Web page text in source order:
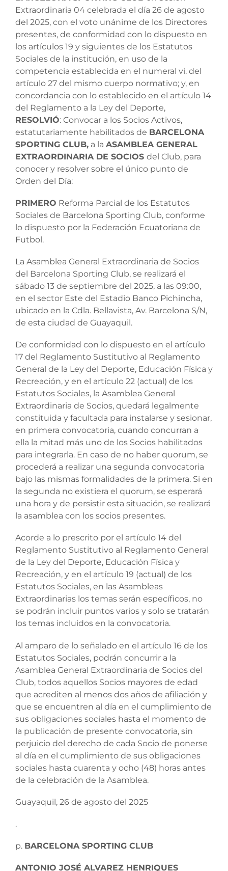
Extraordinaria 04 celebrada el día 26 de agosto
del 2025, con el voto unánime de los Directores
presentes, de conformidad con lo dispuesto en
los artículos 19 y siguientes de los Estatutos
Sociales de la institución, en uso de la
competencia establecida en el numeral vi. del
artículo 27 del mismo cuerpo normativo; y, en
concordancia con lo establecido en el artículo 14
del Reglamento a la Ley del Deporte,
RESOLVIÓ: Convocar a los Socios Activos,
estatutariamente habilitados de BARCELONA
SPORTING CLUB, a la ASAMBLEA GENERAL
EXTRAORDINARIA DE SOCIOS del Club, para
conocer y resolver sobre el único punto de
Orden del Día:
PRIMERO Reforma Parcial de los Estatutos
Sociales de Barcelona Sporting Club, conforme
lo dispuesto por la Federación Ecuatoriana de
Futbol.
La Asamblea General Extraordinaria de Socios
del Barcelona Sporting Club, se realizará el
sábado 13 de septiembre del 2025, a las 09:00,
en el sector Este del Estadio Banco Pichincha,
ubicado en la Cdla. Bellavista, Av. Barcelona S/N,
de esta ciudad de Guayaquil.
De conformidad con lo dispuesto en el artículo
17 del Reglamento Sustitutivo al Reglamento
General de la Ley del Deporte, Educación Física y
Recreación, y en el artículo 22 (actual) de los
Estatutos Sociales, la Asamblea General
Extraordinaria de Socios, quedará legalmente
constituida y facultada para instalarse y sesionar,
en primera convocatoria, cuando concurran a
ella la mitad más uno de los Socios habilitados
para integrarla. En caso de no haber quorum, se
procederá a realizar una segunda convocatoria
bajo las mismas formalidades de la primera. Si en
la segunda no existiera el quorum, se esperará
una hora y de persistir esta situación, se realizará
la asamblea con los socios presentes.
Acorde a lo prescrito por el artículo 14 del
Reglamento Sustitutivo al Reglamento General
de la Ley del Deporte, Educación Física y
Recreación, y en el artículo 19 (actual) de los
Estatutos Sociales, en las Asambleas
Extraordinarias los temas serán específicos, no
se podrán incluir puntos varios y solo se tratarán
los temas incluidos en la convocatoria.
Al amparo de lo señalado en el artículo 16 de los
Estatutos Sociales, podrán concurrir a la
Asamblea General Extraordinaria de Socios del
Club, todos aquellos Socios mayores de edad
que acrediten al menos dos años de afiliación y
que se encuentren al día en el cumplimiento de
sus obligaciones sociales hasta el momento de
la publicación de presente convocatoria, sin
perjuicio del derecho de cada Socio de ponerse
al día en el cumplimiento de sus obligaciones
sociales hasta cuarenta y ocho (48) horas antes
de la celebración de la Asamblea.
Guayaquil, 26 de agosto del 2025
.
p. BARCELONA SPORTING CLUB
ANTONIO JOSÉ ALVAREZ HENRIQUES